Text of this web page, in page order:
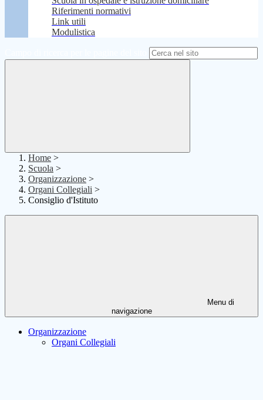
Riferimenti normativi
Link utili
Modulistica
Home >
Scuola >
Organizzazione >
Organi Collegiali >
Consiglio d'Istituto
Menu di
navigazione
Organizzazione
Organi Collegiali